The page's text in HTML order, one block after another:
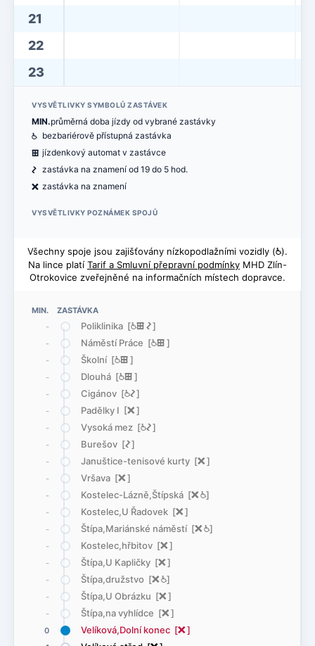
MIN. ZASTÁVKA
-
Poliklinika [@æó]
- Náměstí Práce [@æ]
- Školní [@æ]
- Dlouhá [@æ]
- Cigánov [@ó]
- Padělky I [ë]
- Vysoká mez [@ó]
- Burešov [ó]
- Januštice-tenisové kurty [ë]
- Vršava [ë]
- Kostelec-Lázně,Štípská [ë@]
- Kostelec,U Řadovek [ë]
- Štípa,Mariánské náměstí [ë@]
- Kostelec,hřbitov [ë]
- Štípa,U Kapličky [ë]
- Štípa,družstvo [ë@]
- Štípa,U Obrázku [ë]
- Štípa,na vyhlídce [ë]
0 Velíková,Dolní konec [ë]
21
22
23
VYSVĚTLIVKY SYMBOLŮ ZASTÁVEK
MIN.průměrná doba jízdy od vybrané zastávky
@ bezbariérově přístupná zastávka
æ jízdenkový automat v zastávce
ó zastávka na znamení od 19 do 5 hod.
ë zastávka na znamení
VYSVĚTLIVKY POZNÁMEK SPOJŮ
Všechny spoje jsou zajišťovány nízkopodlažními vozidly (@).
Na lince platí Tarif a Smluvní přepravní podmínky MHD Zlín-
Otrokovice zveřejněné na informačních místech dopravce.